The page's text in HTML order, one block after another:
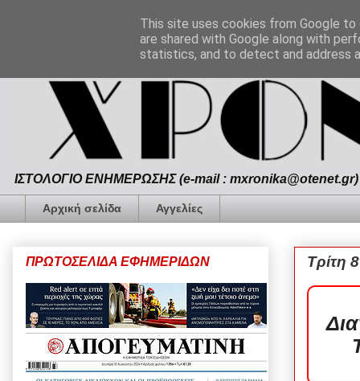
ΙΣΤΟΛΟΓΙΟ ΕΝΗΜΕΡΩΣΗΣ (e-mail :
Αρχική σελίδα Αγγελίες
Τρίτη
ΠΡΩΤΟΣΕΛΙΔΑ ΕΦΗΜΕΡΙΔΩΝ
This site uses cookies from Google
are shared with Google along with
statistics, and to detect and address